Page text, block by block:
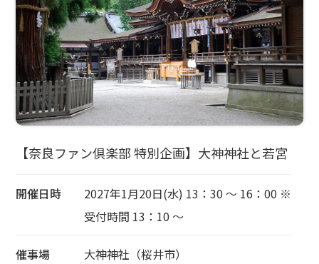
【奈良ファン倶楽部 特別企画】大神神社と若宮
開催日時
2027年1月20日(水) 13：30 ～ 16：00 ※
受付時間 13：10 ～
催事場 大神神社（桜井市）